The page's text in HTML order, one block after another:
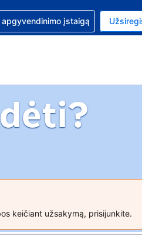
valiuta: Jungtinių
pasirinkta kalba: Lietuvių
užsakymo
apgyvendinimo įstaigą
keičiant užsakymą, prisijunkite.